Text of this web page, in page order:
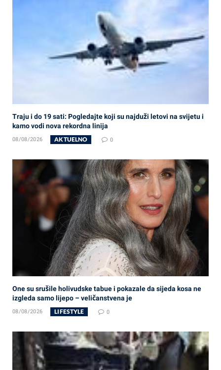
Traju i do 19 sati: Pogledajte koji su najduži letovi na svijetu i
kamo vodi nova rekordna linija
08/08/2026 AKTUELNO 0
One su srušile holivudske tabue i pokazale da sijeda kosa ne
izgleda samo lijepo – veličanstvena je
08/08/2026 LIFESTYLE 0